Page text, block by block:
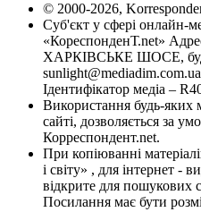
© 2000-2026,
Суб'єкт у сфері онлайн-
«КореспонденТ.net»
ХАРКІВСЬКЕ ШОСЕ,
sunlight@mediadim.com.ua
Ідентифікатор медіа –
Використання будь-яких
сайті, дозволяється за
Корреспондент.net.
При копіюванні
і світу» , для інтернет -
відкрите для пошукових
Посилання має бути